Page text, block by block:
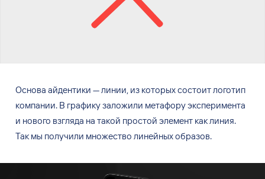
Основа айдентики — линии, из которых состоит логотип
компании. В графику заложили метафору эксперимента
и нового взгляда на такой простой элемент каклиния.
Так мы получили множество линейных образов.